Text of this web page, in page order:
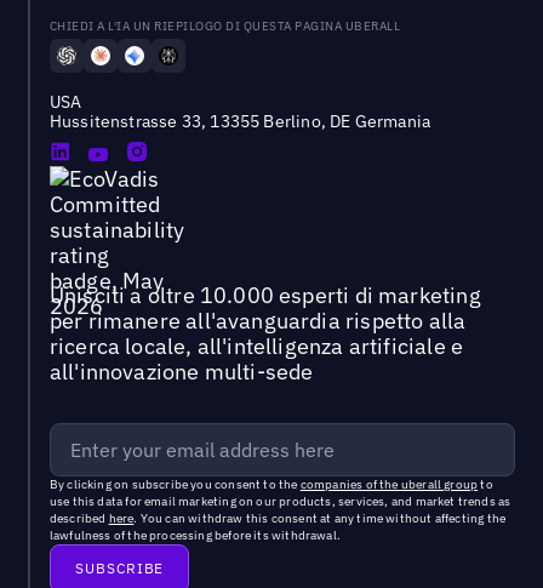
CHIEDI A L'IA UN RIEPILOGO DI QUESTA PAGINA UBERALL
USA
Hussitenstrasse 33, 13355 Berlino, DE Germania
Unisciti a oltre 10.000 esperti di marketing
per rimanere all'avanguardia rispetto alla
ricerca locale, all'intelligenza artificiale e
all'innovazione multi-sede
By clicking on subscribe you consent to the companies of the uberall groupto
use this data for email marketing on our products, services, and market trends as
described here. You can withdraw this consent at any time without affecting the
lawfulness of the processing before its withdrawal.